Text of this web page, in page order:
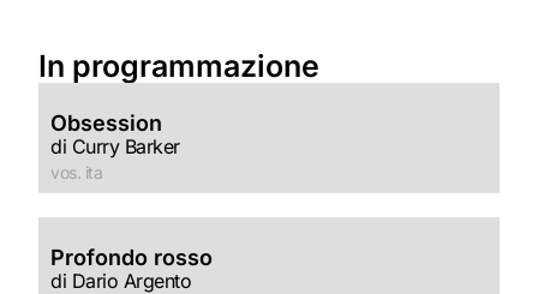
In programmazione
Obsession
di Curry Barker
vos. ita
Profondo rosso
di Dario Argento